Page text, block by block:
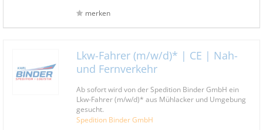
merken
Lkw-Fahrer (m/w/d)* | CE | Nah-
und Fernverkehr
Ab sofort wird von der Spedition Binder GmbH ein
Lkw-Fahrer (m/w/d)* aus Mühlacker und Umgebung
gesucht.
Spedition Binder GmbH